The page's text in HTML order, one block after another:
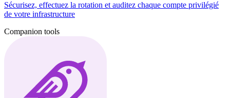
Sécurisez, effectuez la rotation et auditez chaque compte privilégié
de votre infrastructure
Companion tools